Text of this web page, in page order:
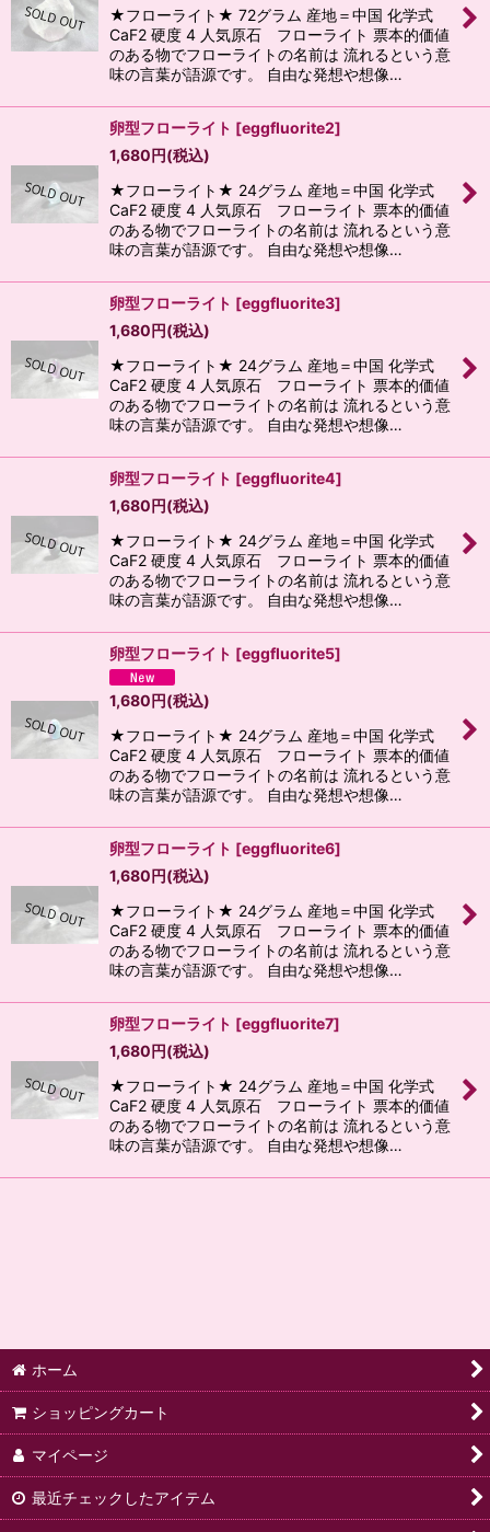
★フローライト★ 72グラム 産地＝中国 化学式
CaF2 硬度 4 人気原石 フローライト 票本的価値
のある物でフローライトの名前は 流れるという意
味の言葉が語源です。 自由な発想や想像…
卵型フローライト [eggfluorite2]
1,680円(税込)
★フローライト★ 24グラム 産地＝中国 化学式
CaF2 硬度 4 人気原石 フローライト 票本的価値
のある物でフローライトの名前は 流れるという意
味の言葉が語源です。 自由な発想や想像…
卵型フローライト [eggfluorite3]
1,680円(税込)
★フローライト★ 24グラム 産地＝中国 化学式
CaF2 硬度 4 人気原石 フローライト 票本的価値
のある物でフローライトの名前は 流れるという意
味の言葉が語源です。 自由な発想や想像…
卵型フローライト [eggfluorite4]
1,680円(税込)
★フローライト★ 24グラム 産地＝中国 化学式
CaF2 硬度 4 人気原石 フローライト 票本的価値
のある物でフローライトの名前は 流れるという意
味の言葉が語源です。 自由な発想や想像…
卵型フローライト [eggfluorite5]
1,680円(税込)
★フローライト★ 24グラム 産地＝中国 化学式
CaF2 硬度 4 人気原石 フローライト 票本的価値
のある物でフローライトの名前は 流れるという意
味の言葉が語源です。 自由な発想や想像…
卵型フローライト [eggfluorite6]
1,680円(税込)
★フローライト★ 24グラム 産地＝中国 化学式
CaF2 硬度 4 人気原石 フローライト 票本的価値
のある物でフローライトの名前は 流れるという意
味の言葉が語源です。 自由な発想や想像…
卵型フローライト [eggfluorite7]
1,680円(税込)
★フローライト★ 24グラム 産地＝中国 化学式
CaF2 硬度 4 人気原石 フローライト 票本的価値
のある物でフローライトの名前は 流れるという意
味の言葉が語源です。 自由な発想や想像…
ホーム
ショッピングカート
マイページ
最近チェックしたアイテム